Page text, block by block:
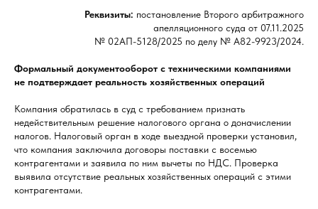
Реквизиты: постановление Второго арбитражного
апелляционного суда от 07.11.2025
№ 02АП-5128/2025 по делу № А82-9923/2024.
Формальный документооборот с техническими компаниями
не подтверждает реальность хозяйственных операций
Компания обратилась в суд с требованием признать
недействительным решение налогового органа о доначислении
налогов. Налоговый орган в ходе выездной проверки установил,
что компания заключила договоры поставки с восемью
контрагентами и заявила по ним вычеты по НДС. Проверка
выявила отсутствие реальных хозяйственных операций с этими
контрагентами.